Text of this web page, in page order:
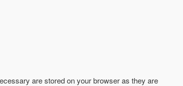
are stored on your browser as they are